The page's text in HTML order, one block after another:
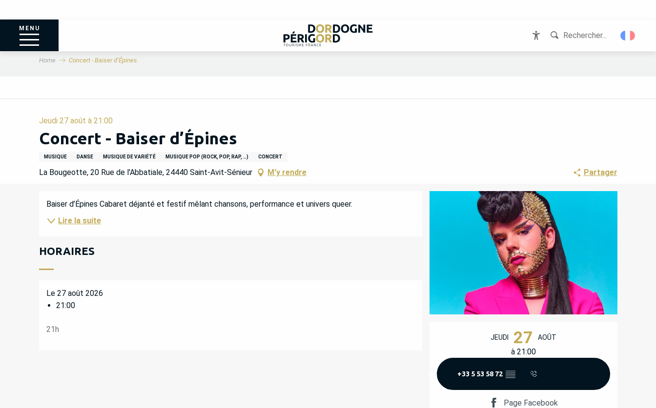
MENU
Rechercher...
Home Concert - Baiser d’Épines
Jeudi 27 août à 21:00
Concert - Baiser d’Épines
MUSIQUE DANSE MUSIQUE DE VARIÉTÉ MUSIQUE POP (ROCK, POP, RAP, …) CONCERT
La Bougeotte, 20 Rue de l'Abbatiale, 24440 Saint-Avit-Sénieur M'y rendre Partager
OUVERTURE ET
JEUDI 27 AOÛT
à 21:00
+33 5 53 58 72 ▒▒
Page Facebook
DESCRIPTION
Baiser d’Épines Cabaret déjanté et festif mêlant chansons, performance et univers queer.
Lire la suite
HORAIRES
Le 27 août 2026
21:00
21h